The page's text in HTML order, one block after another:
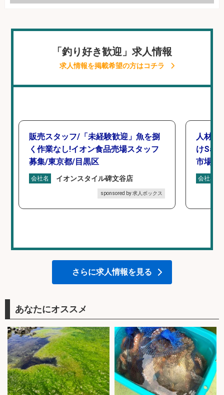
「釣り好き歓迎」求人情報
求人情報を掲載希望の方はコチラ
販売スタッフ/「未経験歓迎」魚を捌
く作業なし!イオン食品売場スタッフ
募集/東京都/目黒区
会社名 イオンスタイル碑文谷店
sponsored by 求人ボックス
人材紹
け
市場上
会社名
さらに求人情報を見る
あなたにオススメ